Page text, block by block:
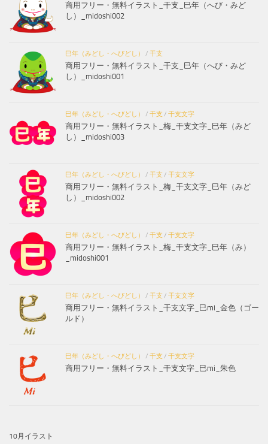
商用フリー・無料イラスト_干支_巳年（へび・みど
し）_midoshi002
巳年（みどし・へびどし） / 干支
商用フリー・無料イラスト_干支_巳年（へび・みど
し）_midoshi001
巳年（みどし・へびどし） / 干支 / 干支文字
商用フリー・無料イラスト_梅_干支文字_巳年（みど
し）_midoshi003
巳年（みどし・へびどし） / 干支 / 干支文字
商用フリー・無料イラスト_梅_干支文字_巳年（みど
し）_midoshi002
巳年（みどし・へびどし） / 干支 / 干支文字
商用フリー・無料イラスト_梅_干支文字_巳年（み）
_midoshi001
巳年（みどし・へびどし） / 干支 / 干支文字
商用フリー・無料イラスト_干支文字_巳mi_金色（ゴー
ルド）
巳年（みどし・へびどし） / 干支 / 干支文字
商用フリー・無料イラスト_干支文字_巳mi_朱色
10月イラスト